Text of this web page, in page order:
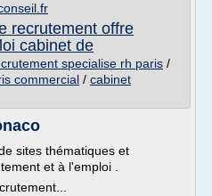
recrutement offre
cabinet de
specialise rh paris /
commercial / cabinet
sites thématiques et
et à l'emploi .